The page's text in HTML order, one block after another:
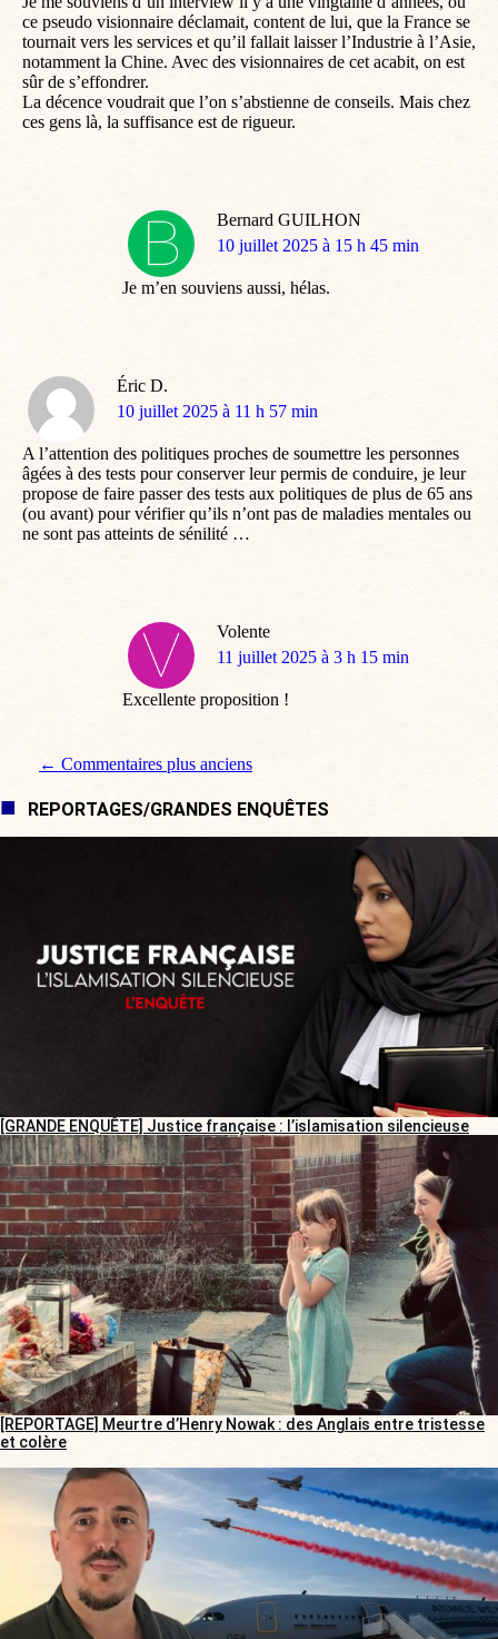
ce pseudo visionnaire déclamait, content de lui, que la France se
tournait vers les services et qu’il fallait laisser l’Industrie à l’Asie,
notamment la Chine. Avec des visionnaires de cet acabit, on est
sûr de s’effondrer.
La décence voudrait que l’on s’abstienne de conseils. Mais chez
ces gens là, la suffisance est de rigueur.
Bernard GUILHON
dit
10 juillet 2025 à 15 h 45 min
Je m’en souviens aussi, hélas.
Éric D.
dit
10 juillet 2025 à 11 h 57 min
A l’attention des politiques proches de soumettre les personnes
âgées à des tests pour conserver leur permis de conduire, je leur
propose de faire passer des tests aux politiques de plus de 65 ans
(ou avant) pour vérifier qu’ils n’ont pas de maladies mentales ou
ne sont pas atteints de sénilité …
Volente
dit
11 juillet 2025 à 3 h 15 min
Excellente proposition !
Navigation de commentaire
← Commentaires plus anciens
REPORTAGES/GRANDES ENQUÊTES
[GRANDE ENQUÊTE] Justice française : l’islamisation silencieuse
[REPORTAGE] Meurtre d’Henry Nowak : des Anglais entre tristesse
et colère